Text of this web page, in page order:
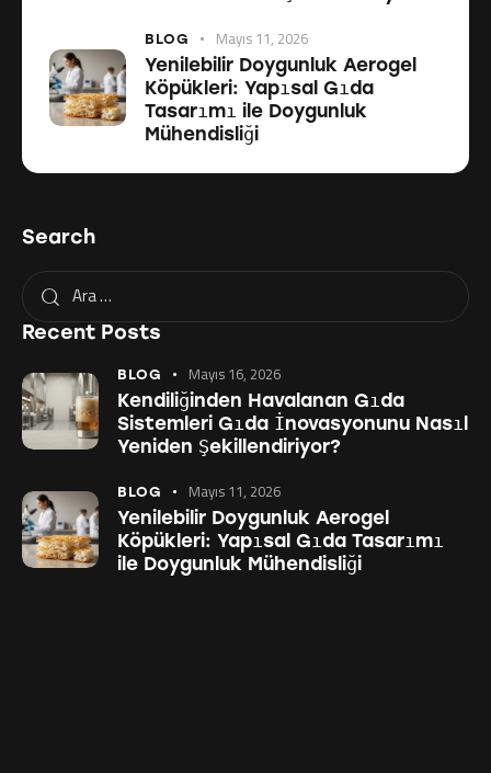
BLOG Mayıs 11, 2026
Yenilebilir Doygunluk Aerogel
Köpükleri: Yapısal Gıda
Tasarımı ile Doygunluk
Mühendisliği
Search
Recent Posts
BLOG Mayıs 16, 2026
Kendiliğinden Havalanan Gıda
Sistemleri Gıda İnovasyonunu Nasıl
Yeniden Şekillendiriyor?
BLOG Mayıs 11, 2026
Yenilebilir Doygunluk Aerogel
Köpükleri: Yapısal Gıda Tasarımı
ile Doygunluk Mühendisliği